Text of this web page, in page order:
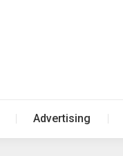
Advertising